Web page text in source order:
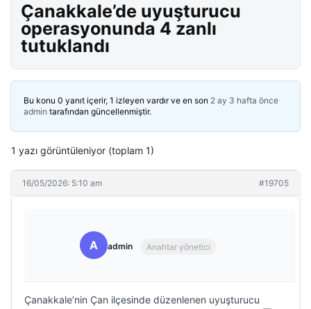
Çanakkale’de uyuşturucu
operasyonunda 4 zanlı
tutuklandı
Bu konu 0 yanıt içerir, 1 izleyen vardır ve en son 2 ay 3 hafta önce
admin tarafından güncellenmiştir.
1 yazı görüntüleniyor (toplam 1)
16/05/2026: 5:10 am #19705
A admin Anahtar yönetici
Çanakkale’nin Çan ilçesinde düzenlenen uyuşturucu